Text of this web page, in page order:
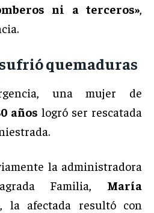
ni a terceros»,
quemaduras
una mujer de
años logró ser rescatada
la administradora
Familia, María
, la afectada resultó con